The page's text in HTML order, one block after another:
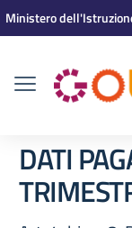
Vai ai contenuti
Vai al menu di
Vai al footer
Ministero
DATI